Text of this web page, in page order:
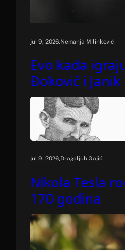
jul 9, 2026.Nemanja Milinković
Evo kada
Đoković i Janik
jul 9, 2026.Dragoljub Gajić
Nikola Tesla
170 godina